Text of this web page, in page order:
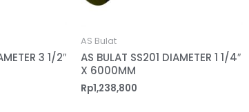
3 1/2″
AS Bulat
AS BULAT SS201 DIAMETER 1 1/4″
X 6000MM
Rp1,238,800